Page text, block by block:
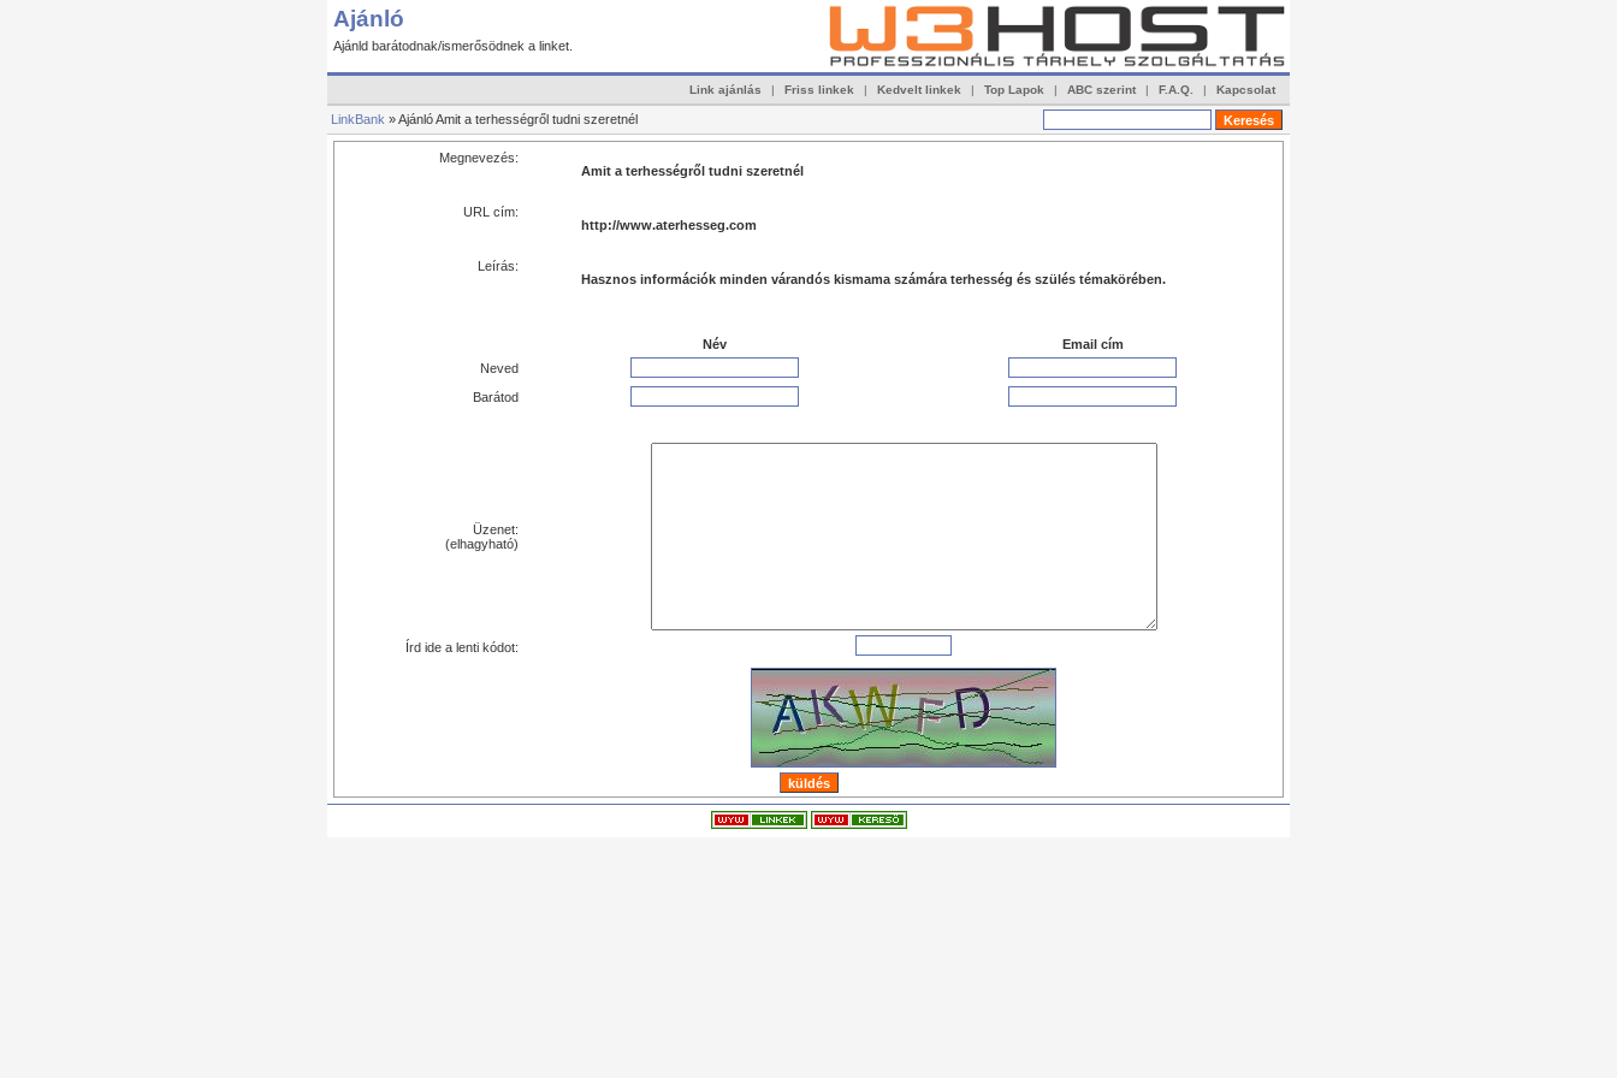
Ajánló
Ajánld barátodnak/ismerősödnek a linket.
Link ajánlás | Friss linkek | Kedvelt linkek | Top Lapok | ABC szerint | F.A.Q. | Kapcsolat
LinkBank » Ajánló Amit a terhességről tudni szeretnél
Megnevezés:
Amit a terhességről tudni szeretnél
URL cím:
http://www.aterhesseg.com
Leírás:
Hasznos információk minden várandós kismama számára terhesség és szülés témakörében.
Név
Email cím
Neved
Barátod
Üzenet:
(elhagyható)
Írd ide a lenti kódot: